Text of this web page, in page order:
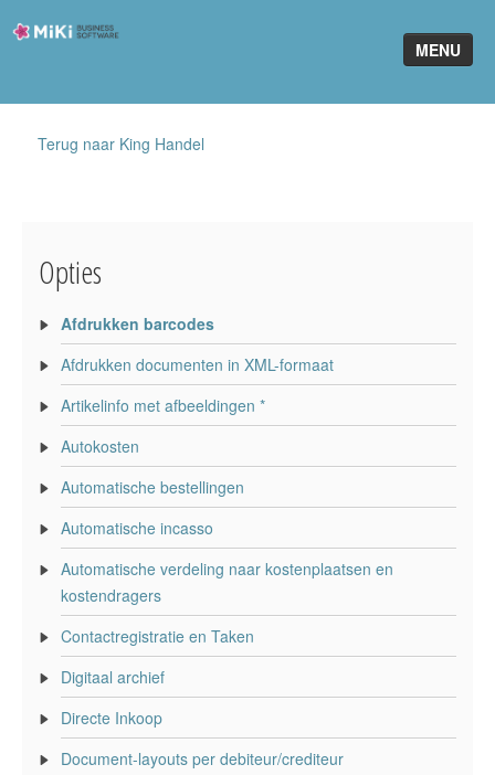
MENU
Software
Software Online
Telefonie
Partners
Klant worden
Terug naar King Handel
Opties
Afdrukken barcodes
Afdrukken documenten in XML-formaat
Artikelinfo met afbeeldingen *
Autokosten
Automatische bestellingen
Automatische incasso
Automatische verdeling naar kostenplaatsen en
kostendragers
Contactregistratie en Taken
Digitaal archief
Directe Inkoop
Document-layouts per debiteur/crediteur